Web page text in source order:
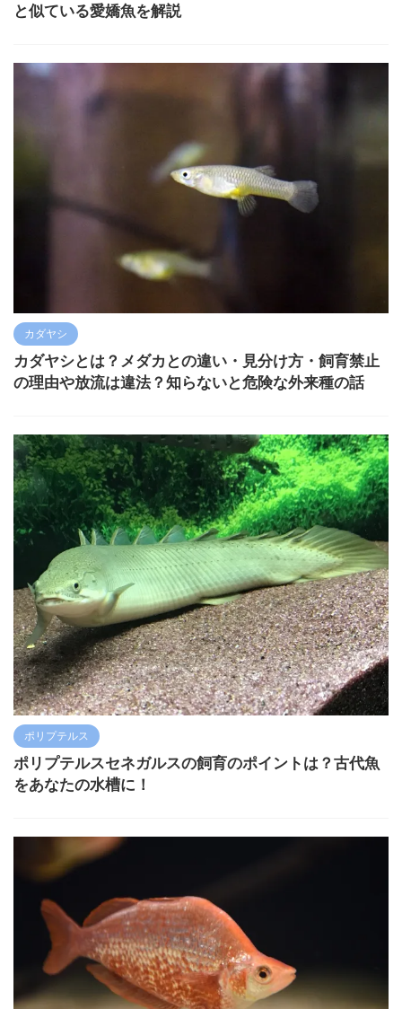
と似ている愛嬌魚を解説
カダヤシ
カダヤシとは？メダカとの違い・見分け方・飼育禁止
の理由や放流は違法？知らないと危険な外来種の話
ポリプテルス
ポリプテルスセネガルスの飼育のポイントは？古代魚
をあなたの水槽に！